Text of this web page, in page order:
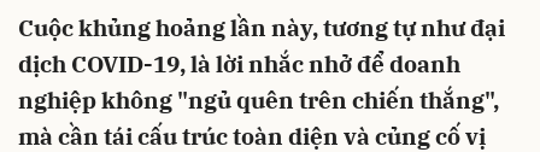
Cuộc khủng hoảng lần này, tương tự như đại
dịch COVID-19, là lời nhắc nhở để doanh
nghiệp không "ngủ quên trên chiến thắng",
mà cần tái cấu trúc toàn diện và củng cố vị
Hủy